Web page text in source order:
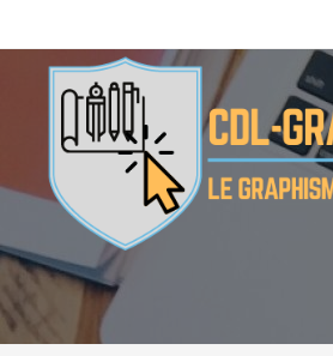
to
content